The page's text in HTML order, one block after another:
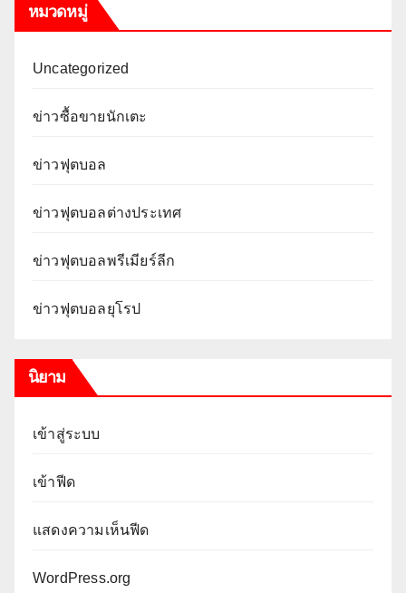
หมวดหมู่
Uncategorized
ข่าวซื้อขายนักเตะ
ข่าวฟุตบอล
ข่าวฟุตบอลต่างประเทศ
ข่าวฟุตบอลพรีเมียร์ลีก
ข่าวฟุตบอลยุโรป
นิยาม
เข้าสู่ระบบ
เข้าฟีด
แสดงความเห็นฟีด
WordPress.org